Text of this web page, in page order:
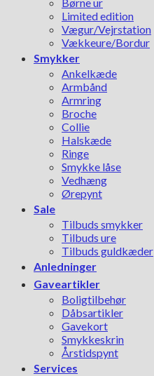
Limited edition
Vægur/Vejrstation
Vækkeure/Bordur
Smykker
Ankelkæde
Armbånd
Armring
Broche
Collie
Halskæde
Ringe
Smykke låse
Vedhæng
Ørepynt
Sale
Tilbuds smykker
Tilbuds ure
Tilbuds guldkæder
Anledninger
Gaveartikler
Boligtilbehør
Dåbsartikler
Gavekort
Smykkeskrin
Årstidspynt
Services